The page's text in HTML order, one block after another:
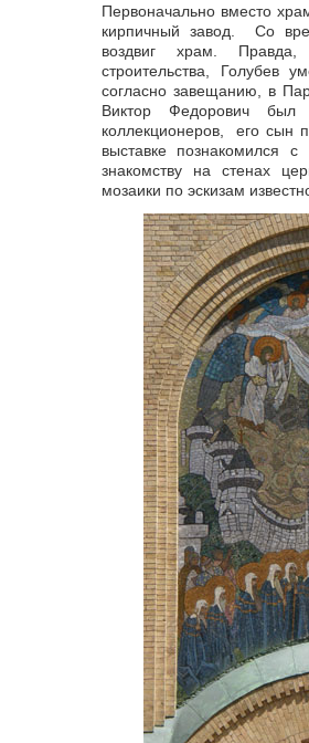
Первоначально вместо
кирпичный завод. Со
воздвиг храм.
строительства, Голубев
согласно завещанию, в
Виктор Федорович был
коллекционеров, его сын
выставке познакомился
знакомству на стенах
мозаики по эскизам